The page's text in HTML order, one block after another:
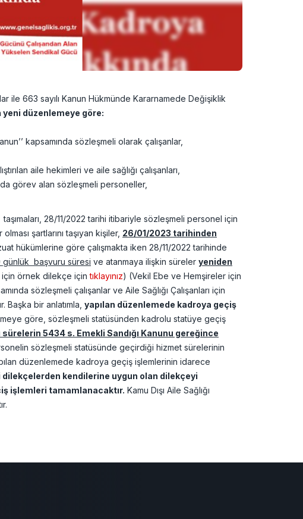
ile 663 sayılı Kanun Hükmünde Kararnamede Değişiklik
yeni düzenlemeye göre:
kapsamında sözleşmeli olarak çalışanlar,
aile hekimleri ve aile sağlığı çalışanları,
görev alan sözleşmeli personeller,
taşımaları, 28/11/2022 tarihi itibariyle sözleşmeli personel için
şartlarını taşıyan kişiler, 26/01/2023 tarihinden
hükümlerine göre çalışmakta iken 28/11/2022 tarihinde
başvuru süresi ve atanmaya ilişkin süreler yeniden
için örnek dilekçe içintıklayınız) (Vekil Ebe ve Hemşireler için
sözleşmeli çalışanlar ve Aile Sağlığı Çalışanları için
Başka bir anlatımla, yapılan düzenlemede kadroya geçiş
göre, sözleşmeli statüsünden kadrolu statüye geçiş
sürelerin 5434 s. Emekli Sandığı Kanunu gereğince
sözleşmeli statüsünde geçirdiği hizmet sürelerinin
düzenlemede kadroya geçiş işlemlerinin idarece
dilekçelerden kendilerine uygun olan dilekçeyi
işlemleri tamamlanacaktır. Kamu Dışı Aile Sağlığı